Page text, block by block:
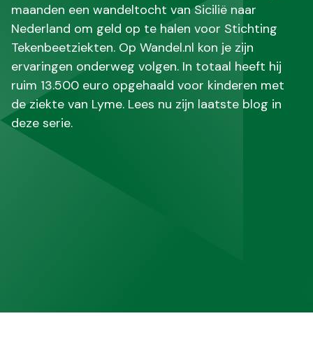
maanden een wandeltocht van Sicilië naar
Nederland om geld op te halen voor Stichting
Tekenbeetziekten. Op Wandel.nl kon je zijn
ervaringen onderweg volgen. In totaal heeft hij
ruim 13.500 euro opgehaald voor kinderen met
de ziekte van Lyme. Lees nu zijn laatste blog in
deze serie.